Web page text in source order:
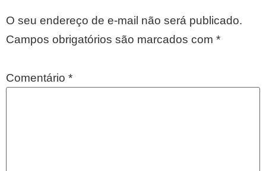
O seu endereço de e-mail não será publicado.
Campos obrigatórios são marcados com *
Comentário *